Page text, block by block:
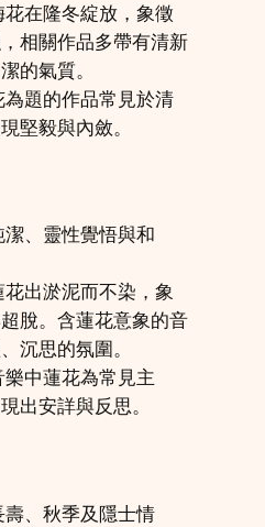
花在隆冬綻放，象徵
相關作品多帶有清新
的氣質。
為題的作品常見於清
堅毅與內斂。
潔、靈性覺悟與和
花出淤泥而不染，象
脫。含蓮花意象的音
沉思的氛圍。
樂中蓮花為常見主
出安詳與反思。
壽、秋季及隱士情